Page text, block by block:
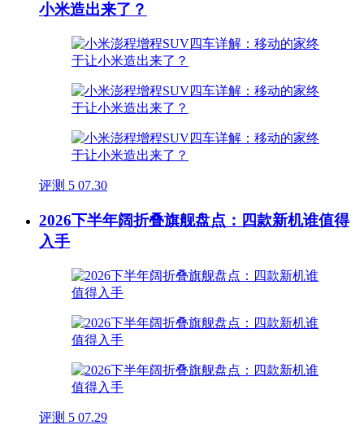
小米造出来了？
评测 5 07.30
2026下半年阔折叠旗舰盘点：四款新机谁值得
入手
评测 5 07.29